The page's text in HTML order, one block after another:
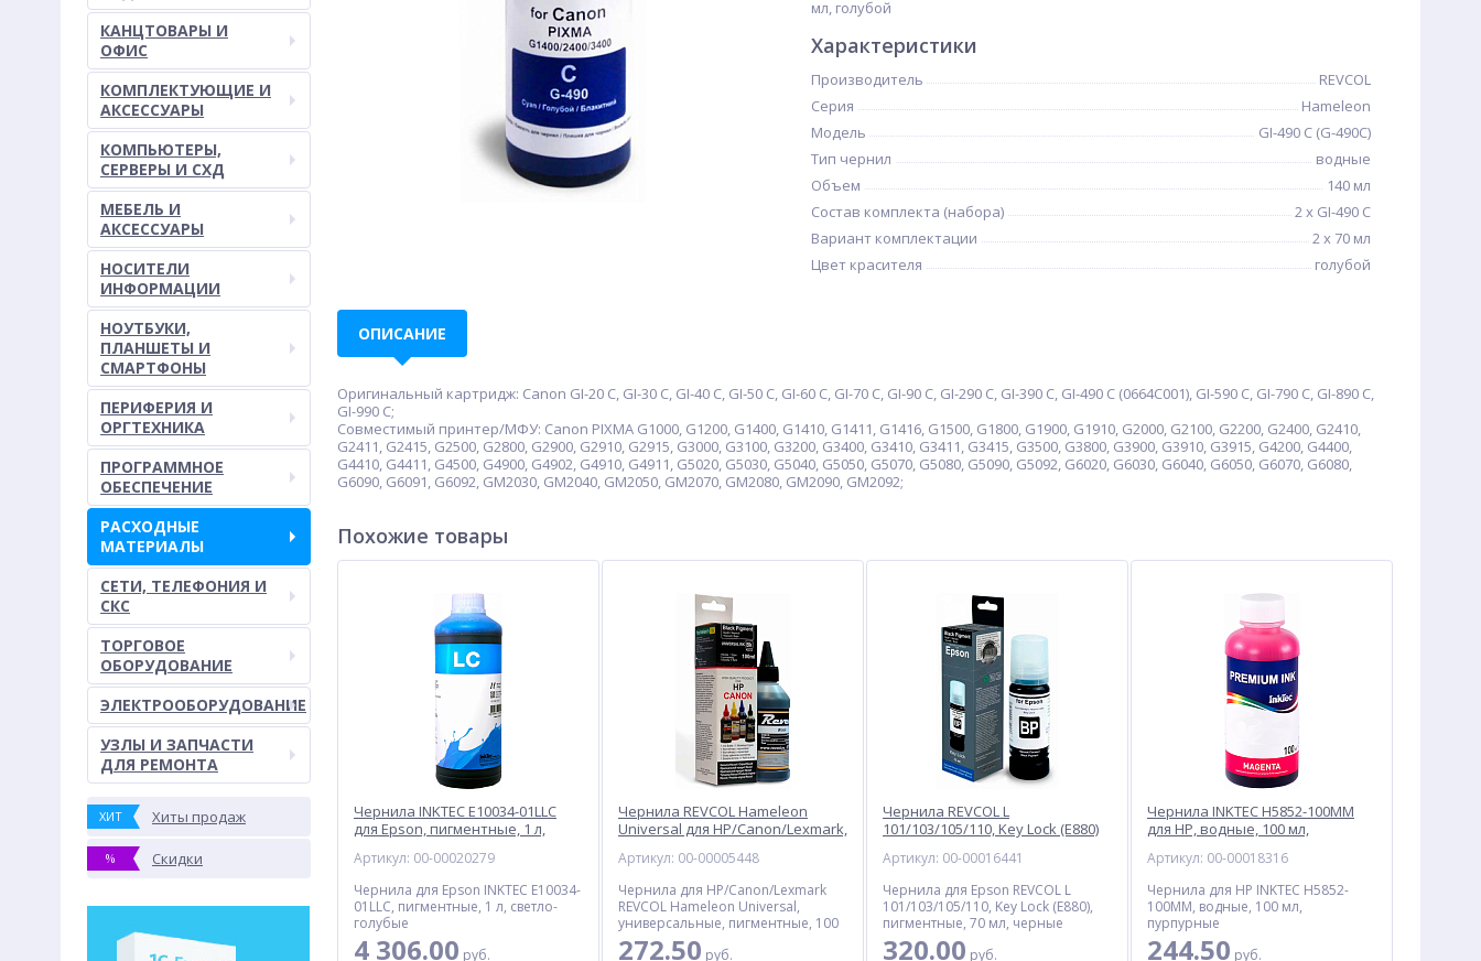
КАНЦТОВАРЫ И
ОФИС
КОМПЛЕКТУЮЩИЕ И
АКСЕССУАРЫ
КОМПЬЮТЕРЫ,
СЕРВЕРЫ И СХД
МЕБЕЛЬ И
АКСЕССУАРЫ
НОСИТЕЛИ
ИНФОРМАЦИИ
НОУТБУКИ,
ПЛАНШЕТЫ И
СМАРТФОНЫ
ПЕРИФЕРИЯ И
ОРГТЕХНИКА
ПРОГРАММНОЕ
ОБЕСПЕЧЕНИЕ
РАСХОДНЫЕ
МАТЕРИАЛЫ
СЕТИ, ТЕЛЕФОНИЯ И
СКС
ТОРГОВОЕ
ОБОРУДОВАНИЕ
ЭЛЕКТРООБОРУДОВАНИЕ
УЗЛЫ И ЗАПЧАСТИ
ДЛЯ РЕМОНТА
ХИТ Хиты продаж
% Скидки
мл, голубой
Характеристики
Производитель
REVCOL
Серия
Hameleon
Модель
GI-490 C (G-490C)
Тип чернил
водные
Объем
140 мл
Состав комплекта (набора)
2 x GI-490 C
Вариант комплектации
2 x 70 мл
Цвет красителя
голубой
ОПИСАНИЕ
Оригинальный картридж: Canon GI-20 C, GI-30 C, GI-40 C, GI-50 C, GI-60 C, GI-70 C, GI-90 C, GI-290 C, GI-390 C, GI-490 C (0664C001), GI-590 C, GI-790 C, GI-890 C,
GI-990 C;
Совместимый принтер/МФУ: Canon PIXMA G1000, G1200, G1400, G1410, G1411, G1416, G1500, G1800, G1900, G1910, G2000, G2100, G2200, G2400, G2410,
G2411, G2415, G2500, G2800, G2900, G2910, G2915, G3000, G3100, G3200, G3400, G3410, G3411, G3415, G3500, G3800, G3900, G3910, G3915, G4200, G4400,
G4410, G4411, G4500, G4900, G4902, G4910, G4911, G5020, G5030, G5040, G5050, G5070, G5080, G5090, G5092, G6020, G6030, G6040, G6050, G6070, G6080,
G6090, G6091, G6092, GM2030, GM2040, GM2050, GM2070, GM2080, GM2090, GM2092;
Похожие товары
Чернила INKTEC E10034-01LLC
для Epson, пигментные, 1 л,
Артикул: 00-00020279
Чернила для Epson INKTEC E10034-
01LLC, пигментные, 1 л, светло-
голубые
4 306.00 руб.
Чернила REVCOL Hameleon
Universal для HP/Canon/Lexmark,
Артикул: 00-00005448
Чернила для HP/Canon/Lexmark
REVCOL Hameleon Universal,
универсальные, пигментные, 100
мл, черные
272.50 руб.
Чернила REVCOL L
101/103/105/110, Key Lock (E880)
черный
Артикул: 00-00016441
Чернила для Epson REVCOL L
101/103/105/110, Key Lock (E880),
пигментные, 70 мл, черные
320.00 руб.
Чернила INKTEC H5852-100MM
для HP, водные, 100 мл,
Артикул: 00-00018316
Чернила для HP INKTEC H5852-
100MM, водные, 100 мл,
пурпурные
244.50 руб.